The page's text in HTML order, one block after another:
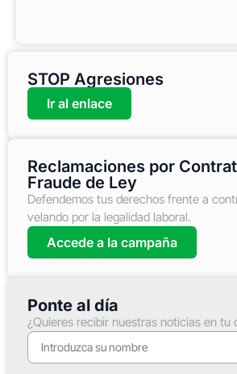
STOP Agresiones
Ir al enlace
Reclamaciones por
Fraude de Ley
Defendemos tus derechos frente a
velando por la legalidad laboral.
Accede a la campaña
Ponte al día
¿Quieres recibir nuestras noticias en tu